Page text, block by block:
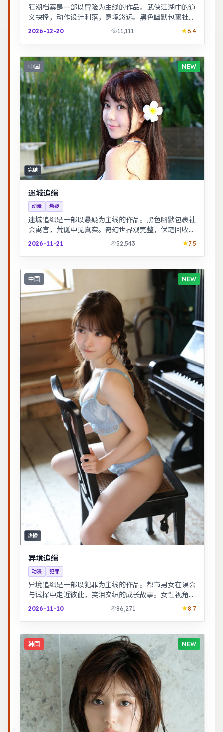
狂潮档案是一部以冒险为主线的作品。武侠江湖中的道
义抉择，动作设计利落，意境悠远。黑色幽默包裹社会
寓言，荒诞中见真实。
2026-12-20 11,111 6.4
中国 NEW
完结
迷城追缉
动漫 悬疑
迷城追缉是一部以悬疑为主线的作品。黑色幽默包裹社
会寓言，荒诞中见真实。奇幻世界观完整，伏笔回收利
落，适合系列化追看。
2026-11-21 52,543 7.5
中国 NEW
热播
异境追缉
动漫 犯罪
异境追缉是一部以犯罪为主线的作品。都市男女在误会
与试探中走近彼此，笑泪交织的成长故事。女性视角下
的职场与家庭平衡议题，台词犀利，共鸣感强。
2026-11-10 86,271 8.7
韩国 NEW